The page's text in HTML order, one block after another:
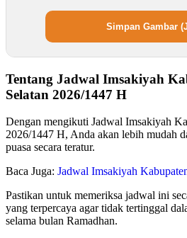
Simpan Gambar
Tentang Jadwal Imsakiyah
Selatan 2026/1447 H
Dengan mengikuti Jadwal Imsakiyah
2026/1447 H, Anda akan lebih mudah
puasa secara teratur.
Baca Juga: Jadwal Imsakiyah
Pastikan untuk memeriksa jadwal ini
yang terpercaya agar tidak tertinggal
selama bulan Ramadhan.